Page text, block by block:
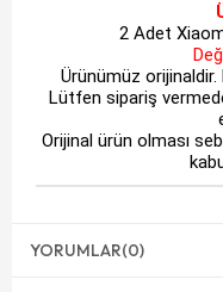
2 Adet
Ürünümüz orijinaldir.
Lütfen sipariş
Orijinal ürün olması
YORUMLAR(0)